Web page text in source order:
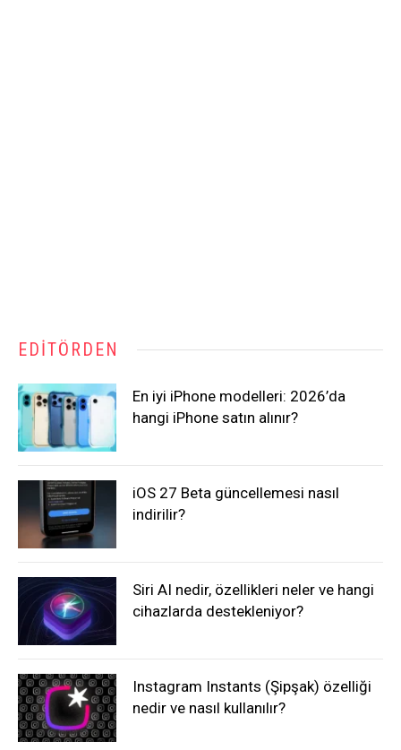
EDITÖRDEN
En iyi iPhone modelleri: 2026’da
hangi iPhone satın alınır?
iOS 27 Beta güncellemesi nasıl
indirilir?
Siri AI nedir, özellikleri neler ve hangi
cihazlarda destekleniyor?
Instagram Instants (Şipşak) özelliği
nedir ve nasıl kullanılır?